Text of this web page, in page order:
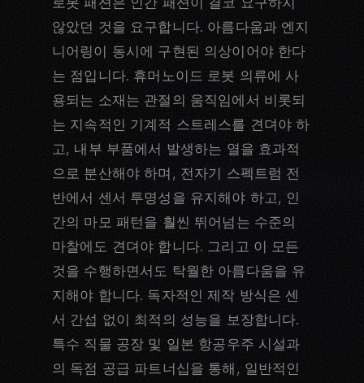
않았던 것을 요구합니다. 아름다움과 엔지
니어링이 동시에 구현된 의상이어야 한다
는 점입니다. 휴머노이드 로봇 의류에 사
용되는 소재는 관절의 움직임에서 비롯되
는 지속적인 기계적 스트레스를 견뎌야 하
고, 내부 부품에서 발생하는 열을 효과적
으로 분산해야 하며, 전자기 스펙트럼 전
반에서 센서 투명성을 유지해야 하고, 인
간의 마모 패턴을 훨씬 뛰어넘는 수준의
마찰에도 견뎌야 합니다. 그리고 이 모든
것을 수행하면서도 탁월한 아름다움을 유
지해야 합니다. 독자적인 제작 방식은 센
서 간섭 없이 최적의 성능을 보장합니다.
특수 직물 공장 및 일본 항공우주 시설과
의 독점 공급 파트너십을 통해, 일반적인